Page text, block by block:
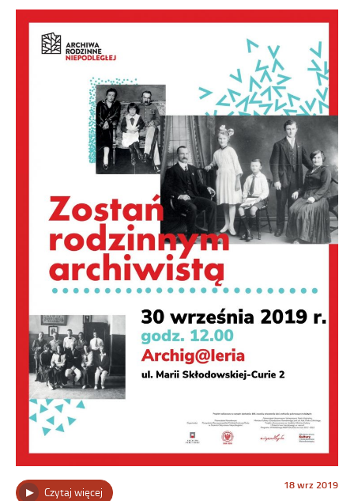
Czytaj więcej „Warsztaty
Opublikowano
18 wrz 2019